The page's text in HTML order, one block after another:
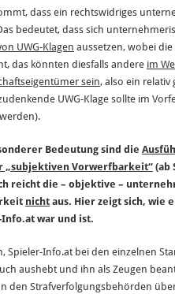
dass ein rechtswidriges
bedeutet, dass sich
UWG-Klagen aussetzen, wobei die
das könnten diesfalls andere im
sein, also ein
UWG-Klage sollte im
Bedeutung sind die
„subjektiven Vorwerfbarkeit“ (ab
reicht die – objektive –
nicht aus. Hier zeigt sich, wie
war und ist.
Spieler-Info.at bei den einzelnen
aushebt und ihn als Zeugen
den Strafverfolgungsbehörden